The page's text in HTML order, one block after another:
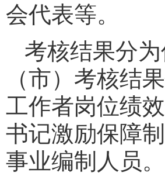
会代表等。
考核结果分
（市）考核结
工作者岗位绩
书记激励保障
事业编制人员。